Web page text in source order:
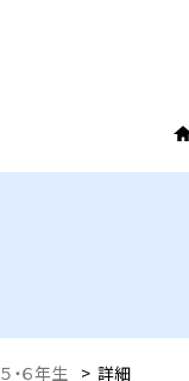
５・６年生 > 詳細